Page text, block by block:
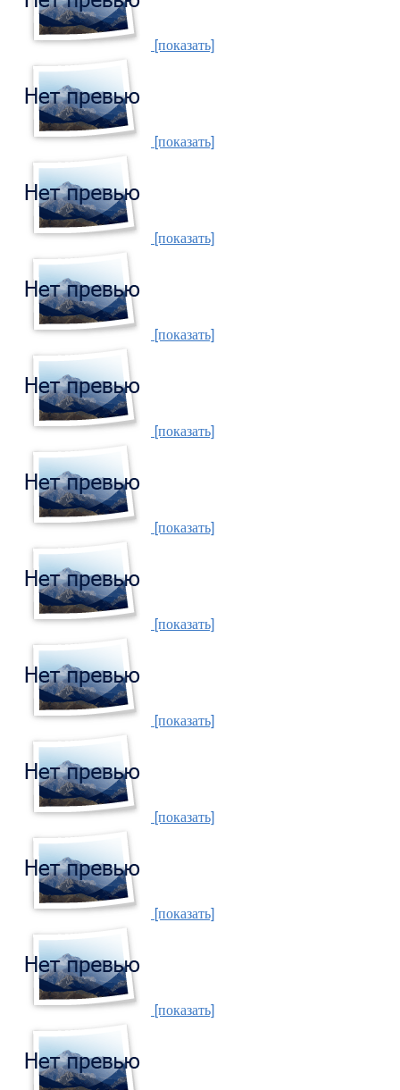
[показать]
[показать]
[показать]
[показать]
[показать]
[показать]
[показать]
[показать]
[показать]
[показать]
[показать]